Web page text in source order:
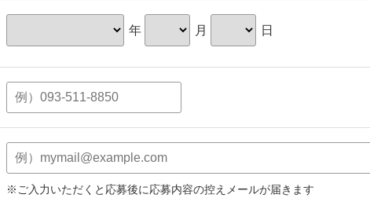
年 月 日
※ご入力いただくと応募後に応募内容の控えメールが届きます